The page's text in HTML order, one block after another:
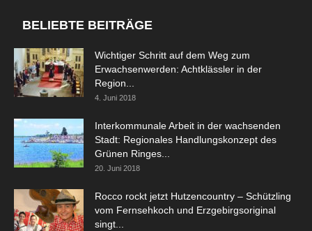
BELIEBTE BEITRÄGE
Wichtiger Schritt auf dem Weg zum
Erwachsenwerden: Achtklässler in der
Region...
4. Juni 2018
Interkommunale Arbeit in der wachsenden
Stadt: Regionales Handlungskonzept des
Grünen Ringes...
20. Juni 2018
Rocco rockt jetzt Hutzencountry – Schützling
vom Fernsehkoch und Erzgebirgsoriginal
singt...